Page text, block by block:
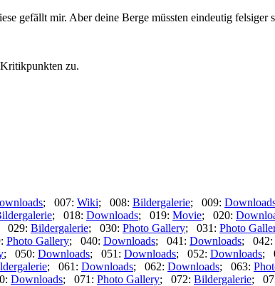
gefällt mir. Aber deine Berge müssten eindeutig felsiger
zu.
; 007: Wiki; 008: Bildergalerie; 009:
; 018: Downloads; 019: Movie; 020:
029: Bildergalerie; 030: Photo Gallery; 031: Photo
Photo Gallery; 040: Downloads; 041: Downloads; 042:
; 050: Downloads; 051: Downloads; 052: Downloads;
; 061: Downloads; 062: Downloads; 063:
Downloads; 071: Photo Gallery; 072: Bildergalerie;